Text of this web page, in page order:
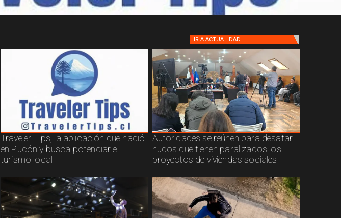
IR A ACTUALIDAD
Traveler Tips, la aplicación que nació
en Pucón y busca potenciar el
turismo local
Autoridades se reúnen para desatar
nudos que tienen paralizados los
proyectos de viviendas sociales